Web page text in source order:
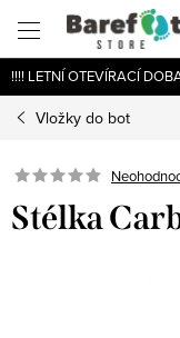
obsah
!!!! LETNÍ OTEVÍRACÍ
Vložky do bot
Stélka